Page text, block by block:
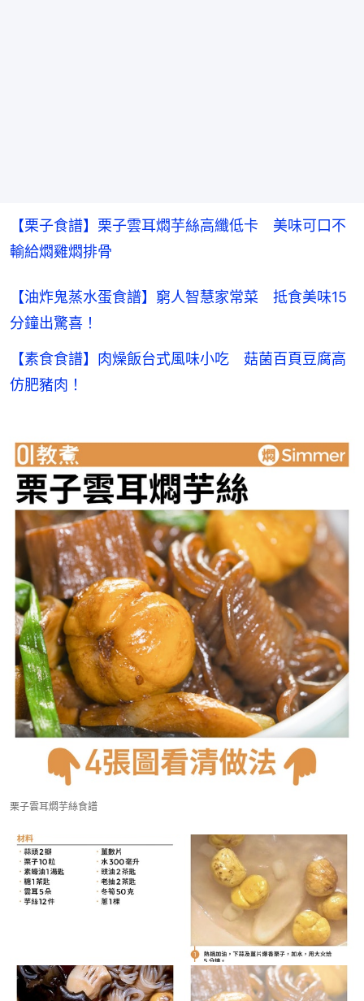
【栗子食譜】栗子雲耳燜芋絲高纖低卡　美味可口不
輸給燜雞燜排骨
【油炸鬼蒸水蛋食譜】窮人智慧家常菜 抵食美味15
分鐘出驚喜！
【素食食譜】肉燥飯台式風味小吃 菇菌百頁豆腐高
仿肥豬肉！
栗子雲耳燜芋絲食譜